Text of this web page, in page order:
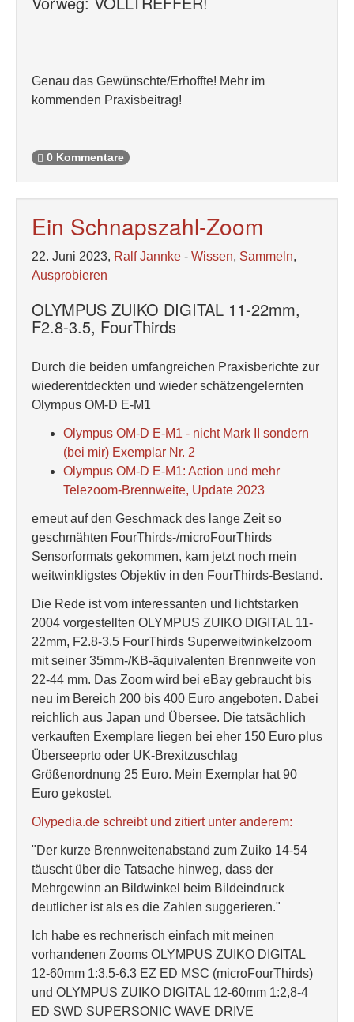
Genau das Gewünschte/Erhoffte! Mehr im
kommenden Praxisbeitrag!
0 Kommentare
Ein Schnapszahl-Zoom
22. Juni 2023, Ralf Jannke - Wissen, Sammeln,
Ausprobieren
OLYMPUS ZUIKO DIGITAL 11-22mm,
F2.8-3.5, FourThirds
Durch die beiden umfangreichen Praxisberichte zur
wiederentdeckten und wieder schätzengelernten
Olympus OM-D E-M1
Olympus OM-D E-M1 - nicht Mark II sondern
(bei mir) Exemplar Nr. 2
Olympus OM-D E-M1: Action und mehr
Telezoom-Brennweite, Update 2023
erneut auf den Geschmack des lange Zeit so
geschmähten FourThirds-/microFourThirds
Sensorformats gekommen, kam jetzt noch mein
weitwinkligstes Objektiv in den FourThirds-Bestand.
Die Rede ist vom interessanten und lichtstarken
2004 vorgestellten OLYMPUS ZUIKO DIGITAL 11-
22mm, F2.8-3.5 FourThirds Superweitwinkelzoom
mit seiner 35mm-/KB-äquivalenten Brennweite von
22-44 mm. Das Zoom wird bei eBay gebraucht bis
neu im Bereich 200 bis 400 Euro angeboten. Dabei
reichlich aus Japan und Übersee. Die tatsächlich
verkauften Exemplare liegen bei eher 150 Euro plus
Überseeprto oder UK-Brexitzuschlag
Größenordnung 25 Euro. Mein Exemplar hat 90
Euro gekostet.
Olypedia.de schreibt und zitiert unter anderem:
"Der kurze Brennweitenabstand zum Zuiko 14-54
täuscht über die Tatsache hinweg, dass der
Mehrgewinn an Bildwinkel beim Bildeindruck
deutlicher ist als es die Zahlen suggerieren."
Ich habe es rechnerisch einfach mit meinen
vorhandenen Zooms OLYMPUS ZUIKO DIGITAL
12-60mm 1:3.5-6.3 EZ ED MSC (microFourThirds)
und OLYMPUS ZUIKO DIGITAL 12-60mm 1:2,8-4
ED SWD SUPERSONIC WAVE DRIVE